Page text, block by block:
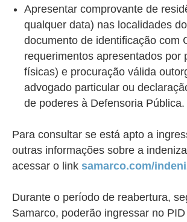
Apresentar comprovante de
qualquer data) nas localidades
documento de identificação com
requerimentos apresentados por
físicas) e procuração válida
advogado particular ou
de poderes à Defensoria Pública.
Para consultar se está apto a
outras informações sobre a
acessar o link samarco.com/
Durante o período de reabertura,
Samarco, poderão ingressar no